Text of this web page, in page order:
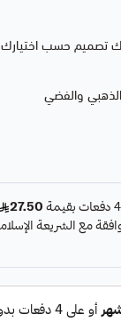
تصميم حسب اختيارك